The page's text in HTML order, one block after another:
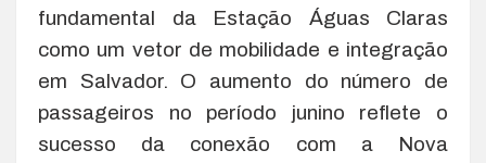
fundamental da Estação Águas Claras
como um vetor de mobilidade e integração
em Salvador. O aumento do número de
passageiros no período junino reflete o
sucesso da conexão com a Nova